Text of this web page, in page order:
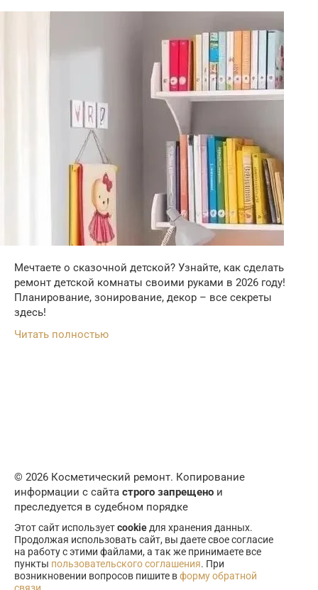
Мечтаете о сказочной детской? Узнайте, как сделать
ремонт детской комнаты своими руками в 2026 году!
Планирование, зонирование, декор – все секреты
здесь!
Читать полностью
© 2026 Косметический ремонт. Копирование
информации с сайта строго запрещено и
преследуется в судебном порядке
Этот сайт используетcookie для хранения данных.
Продолжая использовать сайт, вы даете свое согласие
на работу с этими файлами, а так же принимаете все
пункты пользовательского соглашения. При
возникновении вопросов пишите вформу обратной